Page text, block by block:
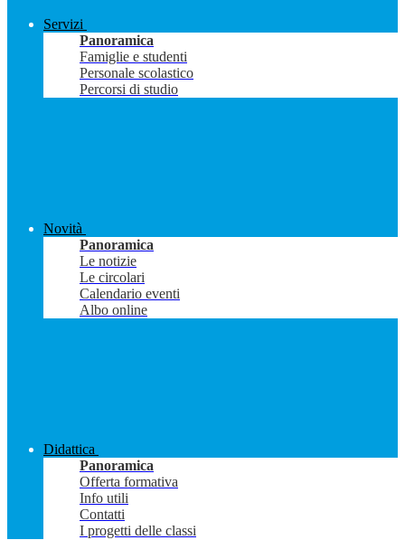
Servizi
Panoramica
Famiglie e studenti
Personale scolastico
Percorsi di studio
Novità
Panoramica
Le notizie
Le circolari
Calendario eventi
Albo online
Didattica
Panoramica
Offerta formativa
Info utili
Contatti
I progetti delle classi